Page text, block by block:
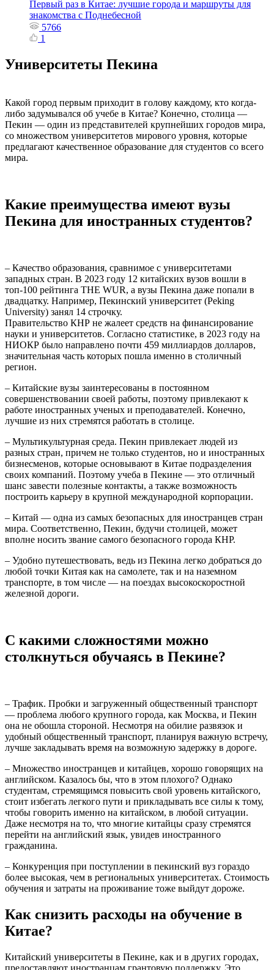
Первый раз в Китае: лучшие города и маршруты для
знакомства с Поднебесной
5766
1
Университеты Пекина
Какой город первым приходит в голову каждому, кто когда-
либо задумывался об учебе в Китае? Конечно, столица —
Пекин — один из представителей крупнейших городов мира,
со множеством университетов мирового уровня, которые
предлагают качественное образование для студентов со всего
мира.
Какие преимущества имеют вузы
Пекина для иностранных студентов?
– Качество образования, сравнимое с университетами
западных стран. В 2023 году 12 китайских вузов вошли в
топ-100 рейтинга THE WUR, а вузы Пекина даже попали в
двадцатку. Например, Пекинский университет (Peking
University) занял 14 строчку.
Правительство КНР не жалеет средств на финансирование
науки и университетов. Согласно статистике, в 2023 году на
НИОКР было направлено почти 459 миллиардов долларов,
значительная часть которых пошла именно в столичный
регион.
– Китайские вузы заинтересованы в постоянном
совершенствовании своей работы, поэтому привлекают к
работе иностранных ученых и преподавателей. Конечно,
лучшие из них стремятся работать в столице.
– Мультикультурная среда. Пекин привлекает людей из
разных стран, причем не только студентов, но и иностранных
бизнесменов, которые основывают в Китае подразделения
своих компаний. Поэтому учеба в Пекине — это отличный
шанс завести полезные контакты, а также возможность
построить карьеру в крупной международной корпорации.
– Китай — одна из самых безопасных для иностранцев стран
мира. Соответственно, Пекин, будучи столицей, может
вполне носить звание самого безопасного города КНР.
– Удобно путешествовать, ведь из Пекина легко добраться до
любой точки Китая как на самолете, так и на наземном
транспорте, в том числе — на поездах высокоскоростной
железной дороги.
С какими сложностями можно
столкнуться обучаясь в Пекине?
– Трафик. Пробки и загруженный общественный транспорт
— проблема любого крупного города, как Москва, и Пекин
она не обошла стороной. Несмотря на обилие развязок и
удобный общественный транспорт, планируя важную встречу,
лучше закладывать время на возможную задержку в дороге.
– Множество иностранцев и китайцев, хорошо говорящих на
английском. Казалось бы, что в этом плохого? Однако
студентам, стремящимся повысить свой уровень китайского,
стоит избегать легкого пути и прикладывать все силы к тому,
чтобы говорить именно на китайском, в любой ситуации.
Даже несмотря на то, что многие китайцы сразу стремятся
перейти на английский язык, увидев иностранного
гражданина.
– Конкуренция при поступлении в пекинский вуз гораздо
более высокая, чем в региональных университетах. Стоимость
обучения и затраты на проживание тоже выйдут дороже.
Как снизить расходы на обучение в
Китае?
Китайский университеты в Пекине, как и в других городах,
предоставляют иностранцам грантовую поддержку. Это